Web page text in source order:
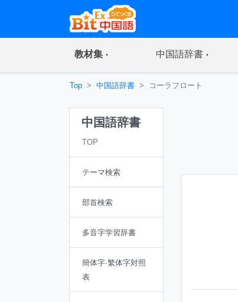
教材集(current) 中国語辞書(current)
Top 中国語辞書 コーラフロート
中国語辞書
TOP
テーマ検索
部首検索
多音字学習辞書
簡体字·繁体字対照
表